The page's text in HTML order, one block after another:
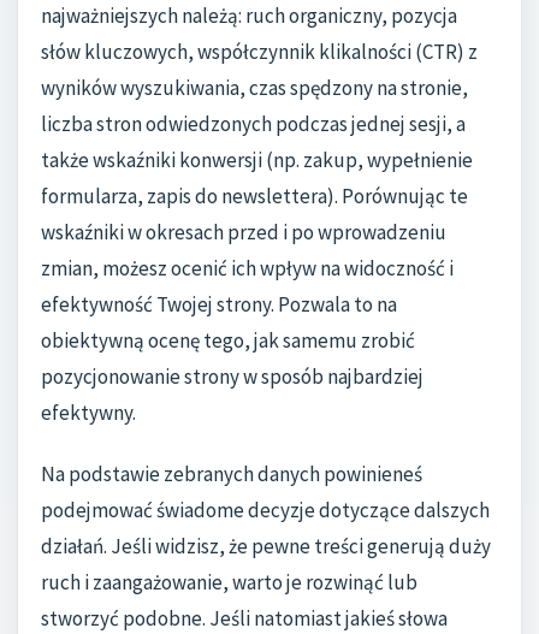
najważniejszych należą: ruch organiczny, pozycja
słów kluczowych, współczynnik klikalności (CTR) z
wyników wyszukiwania, czas spędzony na stronie,
liczba stron odwiedzonych podczas jednej sesji, a
także wskaźniki konwersji (np. zakup, wypełnienie
formularza, zapis do newslettera). Porównując te
wskaźniki w okresach przed i po wprowadzeniu
zmian, możesz ocenić ich wpływ na widoczność i
efektywność Twojej strony. Pozwala to na
obiektywną ocenę tego, jak samemu zrobić
pozycjonowanie strony w sposób najbardziej
efektywny.
Na podstawie zebranych danych powinieneś
podejmować świadome decyzje dotyczące dalszych
działań. Jeśli widzisz, że pewne treści generują duży
ruch i zaangażowanie, warto je rozwinąć lub
stworzyć podobne. Jeśli natomiast jakieś słowa